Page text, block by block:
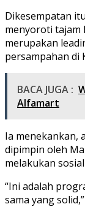
Dikesempatan
menyoroti tajam
merupakan
persampahan di
BACA JUGA :
Alfamart
Ia menekankan,
dipimpin oleh
melakukan
“Ini adalah
sama yang